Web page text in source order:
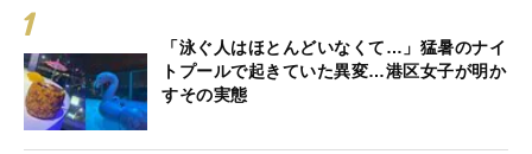
「泳ぐ人はほとんどいなくて…」猛暑のナイ
トプールで起きていた異変…港区女子が明か
すその実態